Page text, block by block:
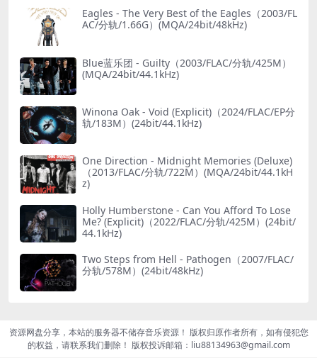
Eagles - The Very Best of the Eagles（2003/FL
AC/分轨/1.66G）(MQA/24bit/48kHz)
Blue蓝乐团 - Guilty（2003/FLAC/分轨/425M）
(MQA/24bit/44.1kHz)
Winona Oak - Void (Explicit)（2024/FLAC/EP分
轨/183M）(24bit/44.1kHz)
One Direction - Midnight Memories (Deluxe)
（2013/FLAC/分轨/722M）(MQA/24bit/44.1kH
z)
Holly Humberstone - Can You Afford To Lose
Me? (Explicit)（2022/FLAC/分轨/425M）(24bit/
44.1kHz)
Two Steps from Hell - Pathogen（2007/FLAC/
分轨/578M）(24bit/48kHz)
资源网盘分享，本站的服务器不储存音乐资源！ 版权归原作者所有，如有侵犯您
的权益，请联系我们删除！ 版权投诉邮箱：liu88134963@gmail.com